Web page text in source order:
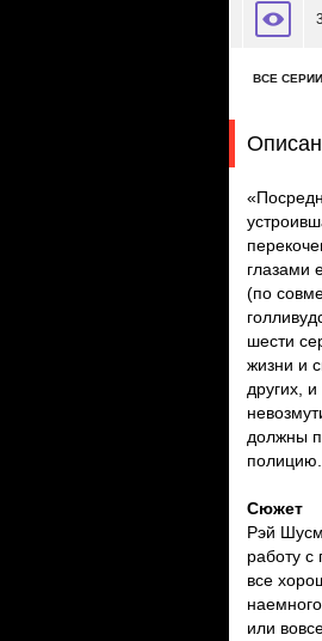
ВСЕ СЕРИИ
глазами
(по
шести
жизни и
других,
должны
полицию.
Сюжет
Рэй
работу
все
или